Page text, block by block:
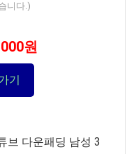
니다.)
원
기
브 다운패딩 남성 3